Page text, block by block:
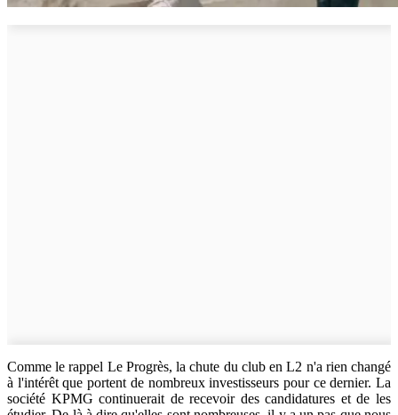
Comme le rappel Le Progrès, la chute du club en L2 n'a rien changé
à l'intérêt que portent de nombreux investisseurs pour ce dernier. La
société KPMG continuerait de recevoir des candidatures et de les